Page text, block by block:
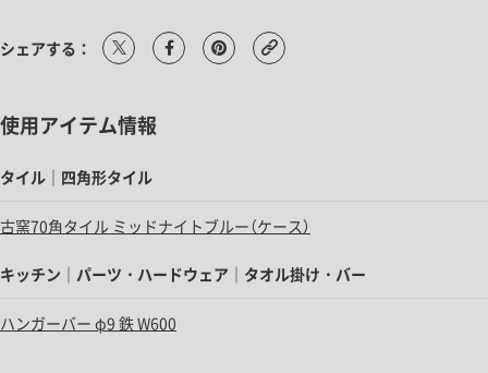
シェアする：
使用アイテム情報
タイル｜四角形タイル
古窯70角タイル ミッドナイトブルー（ケース）
キッチン｜パーツ・ハードウェア｜タオル掛け・バー
ハンガーバー φ9 鉄 W600